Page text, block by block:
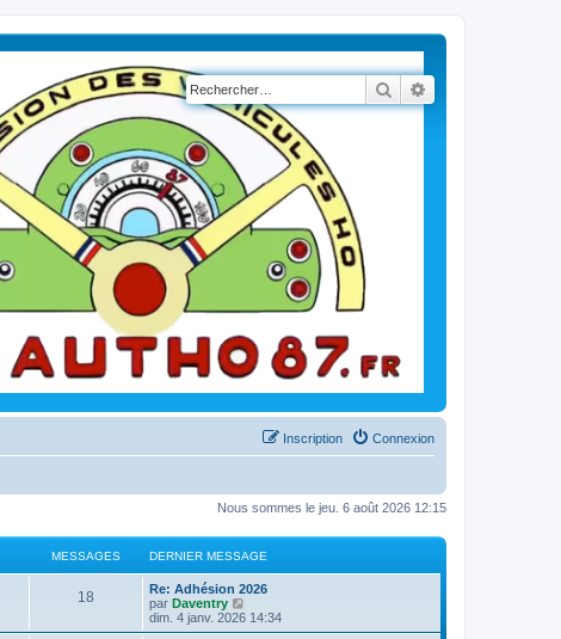
Rechercher
Connexion
Inscription
Nous sommes le jeu. 6 août 2026 12:15
MESSAGES DERNIER MESSAGE
18
Re: Adhésion 2026
par Daventry
o
n
dim. 4 janv. 2026 14:34